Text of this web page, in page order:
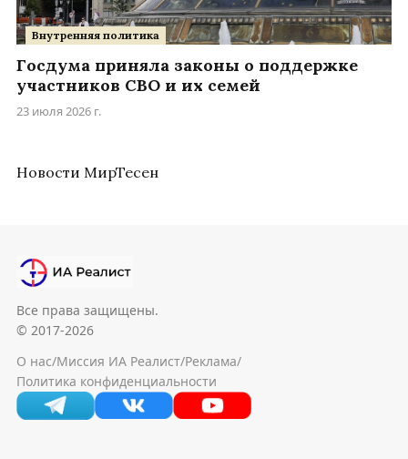
Внутренняя политика
Госдума приняла законы о поддержке
участников СВО и их семей
23 июля 2026 г.
Новости МирТесен
Все права защищены.
© 2017-2026
О нас/Миссия ИА Реалист/Реклама/
Политика конфиденциальности